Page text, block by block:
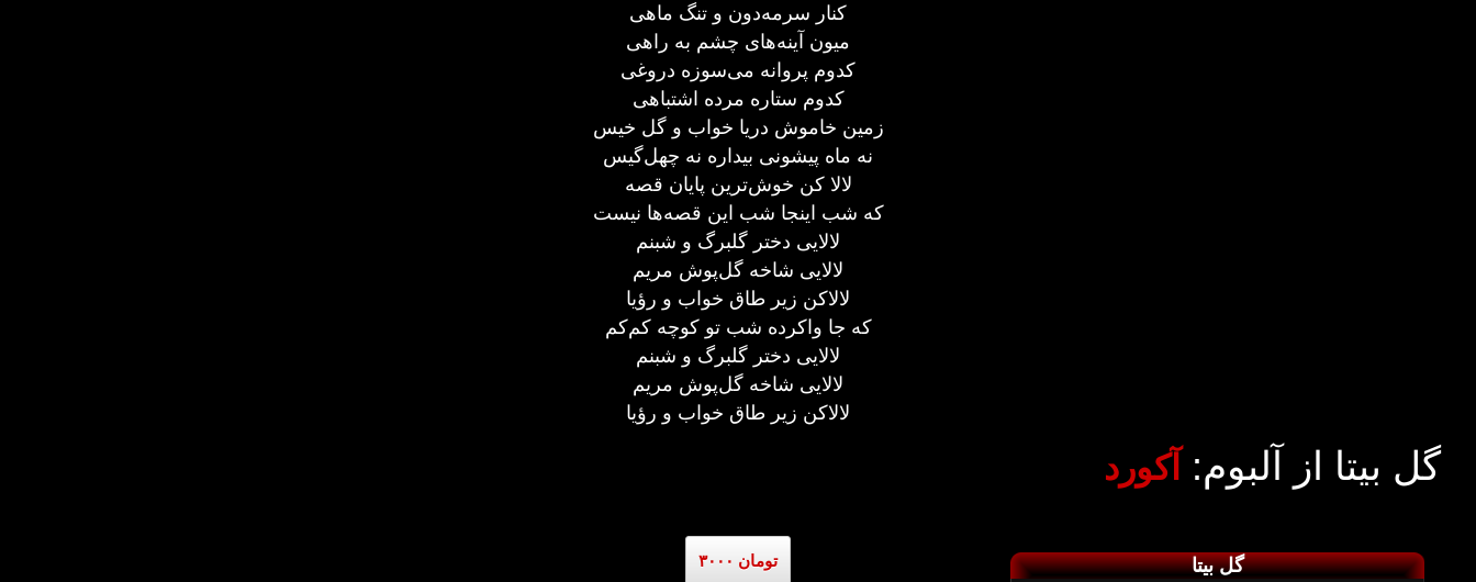
کنار سرمه‌دون و تنگ ماهی
میون آینه‌های چشم به راهی
کدوم پروانه می‌سوزه دروغی
کدوم ستاره مرده اشتباهی
زمین خاموش دریا خواب و گل خیس
نه ماه پیشونی بیداره نه چهل‌گیس
لالا کن خوش‌ترین پایان قصه
که شب اینجا شب این قصه‌ها نیست
لالایی دختر گلبرگ و شبنم
لالایی شاخه گل‌پوش مریم
لالاکن زیر طاق خواب و رؤیا
که جا واکرده شب تو کوچه کم‌کم
لالایی دختر گلبرگ و شبنم
لالایی شاخه گل‌پوش مریم
لالاکن زیر طاق خواب و رؤیا
گل بیتا از آلبوم: آکورد
۳۰۰۰ تومان گل بیتا